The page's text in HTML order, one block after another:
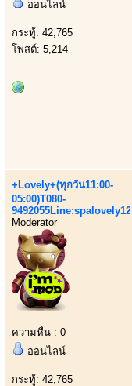
ออนไลน์
กระทู้: 42,765
โพสต์: 5,214
+Lovely+(ทุกวัน11:00-
05:00)T080-
9492055Line:spalovely123
Moderator
ความหื่น : 0
ออนไลน์
กระทู้: 42,765